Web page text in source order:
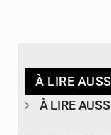
À LIRE
À LIRE